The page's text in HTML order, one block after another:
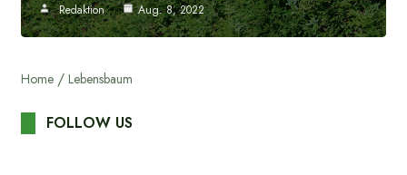
Redaktion Aug. 8, 2022
Home Lebensbaum
FOLLOW US